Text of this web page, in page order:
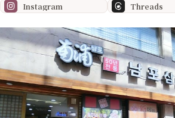
Instagram
Threads